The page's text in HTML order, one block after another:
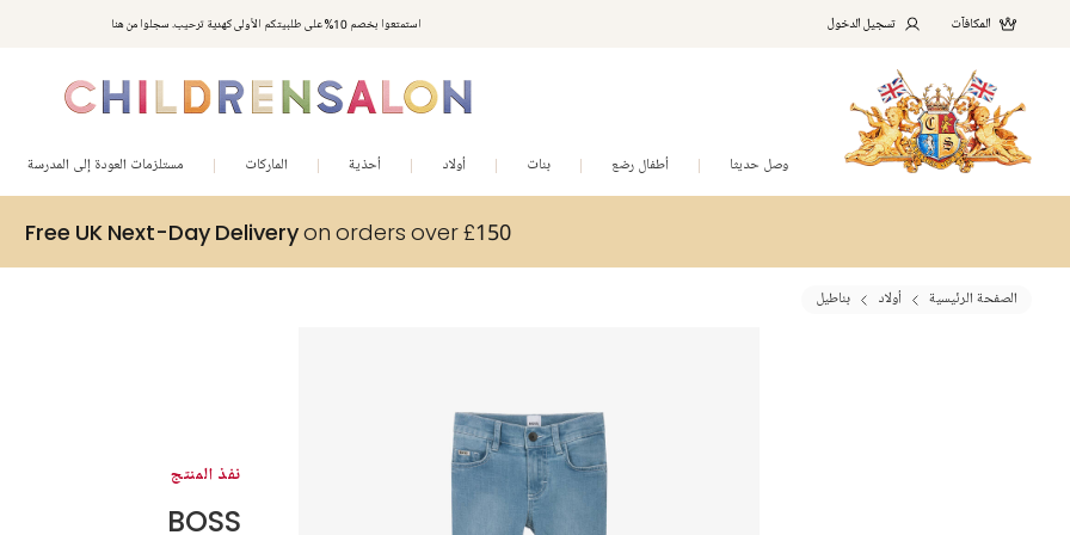
استمتعوا بخصم 10% على طلبيتكم الأولى كهدية ترحيب. سجلوا من هنا المكافآت تسجيل الدخول
وصل حديثا أطفال رضع بنات أولاد أحذية الماركات مستلزمات العودة إلى المدرسة
Free UK Next-Day Deliveryon orders over £150
الصفحة الرئيسية أولاد بناطيل
نفذ المنتج
BOSS